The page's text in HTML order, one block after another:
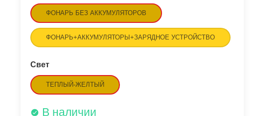
ФОНАРЬ БЕЗ АККУМУЛЯТОРОВ
ФОНАРЬ+АККУМУЛЯТОРЫ+ЗАРЯДНОЕ УСТРОЙСТВО
Свет
ТЕПЛЫЙ-ЖЕЛТЫЙ
В наличии